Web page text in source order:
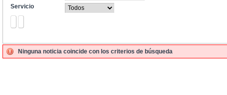
Servicio
Ninguna noticia coincide con los criterios de búsqueda